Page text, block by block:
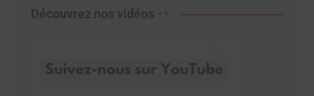
Découvrez nos vidéos